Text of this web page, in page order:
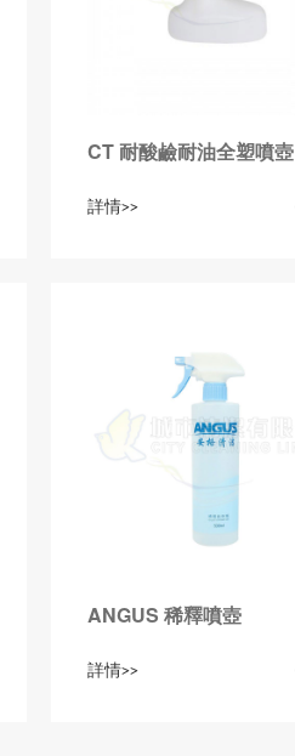
CT 耐酸鹼耐油全塑噴壺
詳情>>
ANGUS 稀釋噴壺
詳情>>